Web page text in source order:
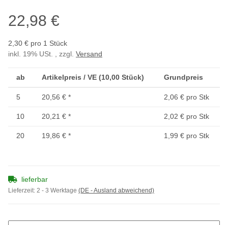
22,98 €
2,30 € pro 1 Stück
inkl. 19% USt. , zzgl. Versand
ab Artikelpreis / VE (10,00 Stück) Grundpreis
5 20,56 € * 2,06 € pro Stk
10 20,21 € * 2,02 € pro Stk
20 19,86 € * 1,99 € pro Stk
lieferbar
Lieferzeit: 2 - 3 Werktage (DE - Ausland abweichend)